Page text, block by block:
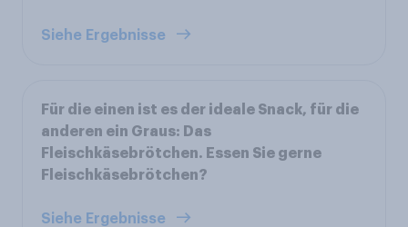
Siehe Ergebnisse
Für die einen ist es der ideale Snack, für die
anderen ein Graus: Das
Fleischkäsebrötchen. Essen Sie gerne
Fleischkäsebrötchen?
Siehe Ergebnisse